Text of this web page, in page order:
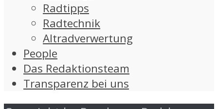
Radtipps
Radtechnik
Altradverwertung
People
Das Redaktionsteam
Transparenz bei uns